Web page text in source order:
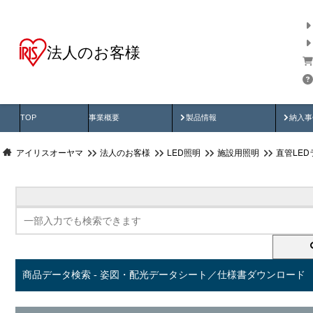
法人のお客様
TOP 事業概要 製品情報
製品動画 納入
納
アイリスオーヤマ 法人のお客様 LED照明 施設用照明 直管LED
商品データ検索 - 姿図・配光データシート／仕様書ダウンロード